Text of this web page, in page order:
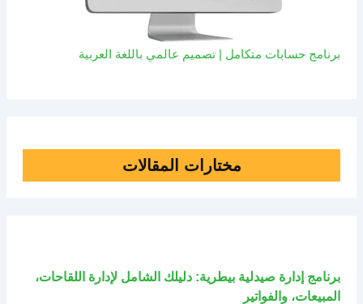
برنامج حسابات متكامل | تصميم عالمي باللغة العربية
مختارات المقالات
برنامج إدارة صيدلية بيطرية: دليلك الشامل لإدارة اللقاحات،
المبيعات، والفواتير